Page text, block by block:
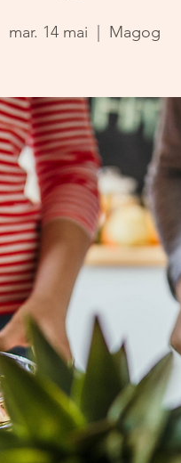
mar. 14 mai Magog